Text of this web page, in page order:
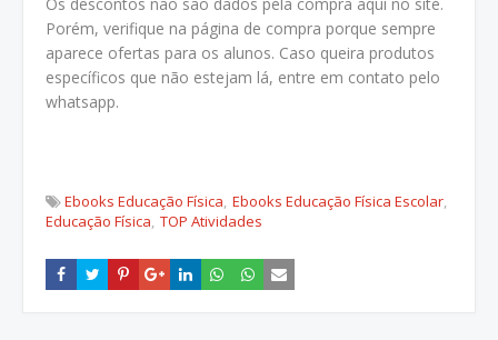
Porém, verifique na página de compra porque sempre
aparece ofertas para os alunos. Caso queira produtos
específicos que não estejam lá, entre em contato pelo
whatsapp.
Ebooks Educação Física Ebooks Educação Física Escolar
Educação Física TOP Atividades